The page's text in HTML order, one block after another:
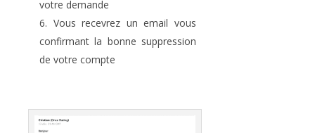
votre demande
Vous recevrez un email vous
confirmant la bonne suppression
de votre compte